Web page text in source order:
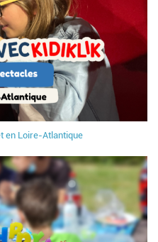
en Loire-Atlantique